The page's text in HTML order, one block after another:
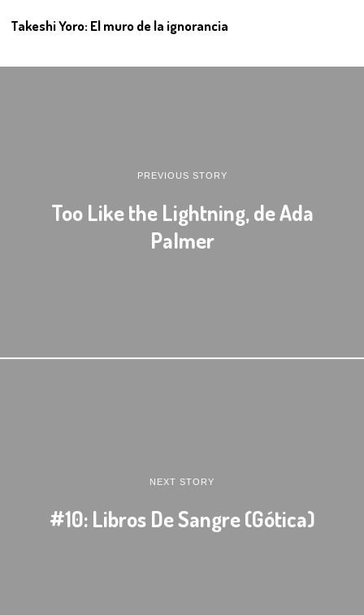
Takeshi Yoro: El muro de la ignorancia
PREVIOUS STORY
Too Like the Lightning, de Ada
Palmer
NEXT STORY
#10: Libros De Sangre (Gótica)